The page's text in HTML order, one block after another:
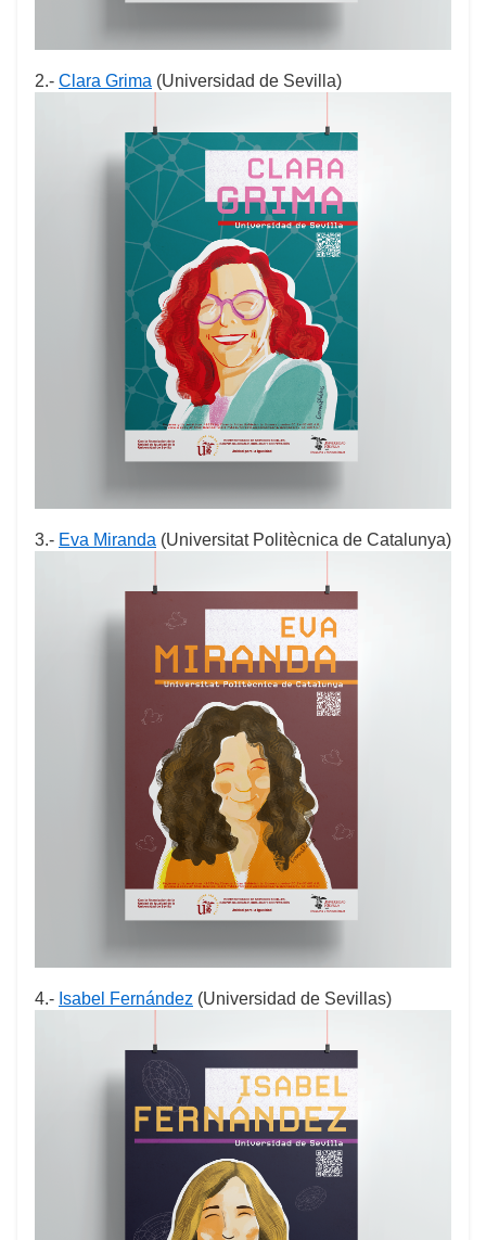
2.- Clara Grima (Universidad de Sevilla)
3.- Eva Miranda (Universitat Politècnica de Catalunya)
4.- Isabel Fernández (Universidad de Sevillas)